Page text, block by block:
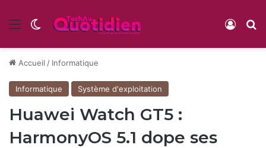
Menu Switch skin
Accueil / Informatique
Informatique Système d'exploitation
Huawei Watch GT5 :
HarmonyOS 5.1 dope ses